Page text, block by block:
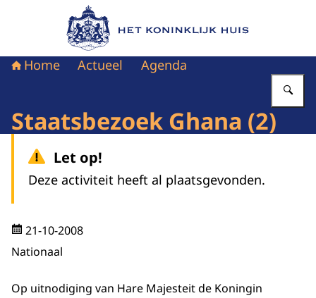
Naar de homepage van Het Koninklijk Huis
Home Actueel Agenda
Staatsbezoek Ghana (2)
Let op!
Deze activiteit heeft al plaatsgevonden.
21-10-2008
Nationaal
Op uitnodiging van Hare Majesteit de Koningin